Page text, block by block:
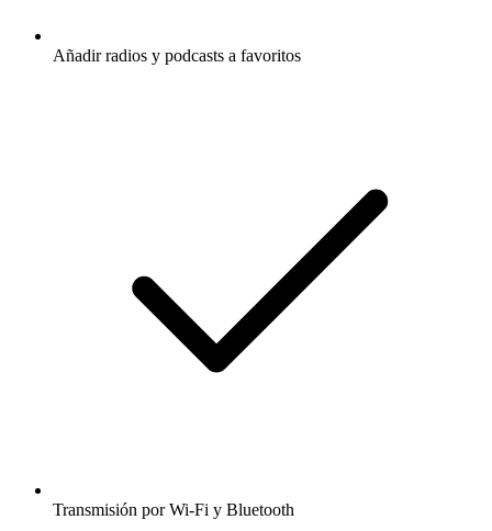
Añadir radios y podcasts a favoritos
Transmisión por Wi-Fi y Bluetooth